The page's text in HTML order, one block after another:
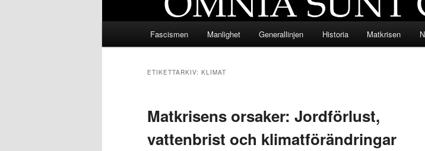
Fascismen Manlighet Generallinjen Historia Matkrisen
ETIKETTARKIV: KLIMAT
Matkrisens orsaker: Jordförlust,
vattenbrist och klimatförändringar